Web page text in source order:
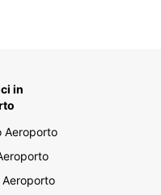
in
Aeroporto